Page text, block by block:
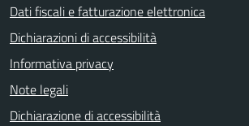
Dati fiscali e fatturazione elettronica
Dichiarazioni di accessibilità
Informativa privacy
Note legali
Dichiarazione di accessibilità